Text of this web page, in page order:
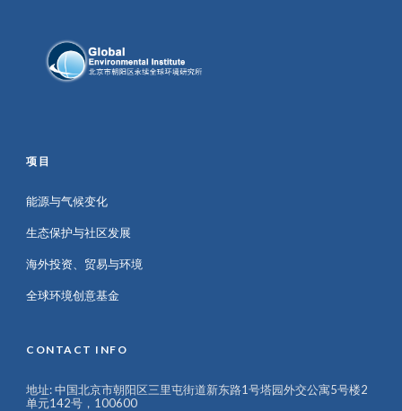
项目
能源与气候变化
生态保护与社区发展
海外投资、贸易与环境
全球环境创意基金
CONTACT INFO
地址: 中国北京市朝阳区三里屯街道新东路1号塔园外交公寓5号楼2
单元142号，100600